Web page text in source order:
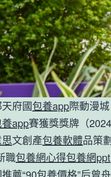
府國包養app際動漫
app賽獲獎獎牌（
文創產包養軟體品策
職包養網心得包養網ppt